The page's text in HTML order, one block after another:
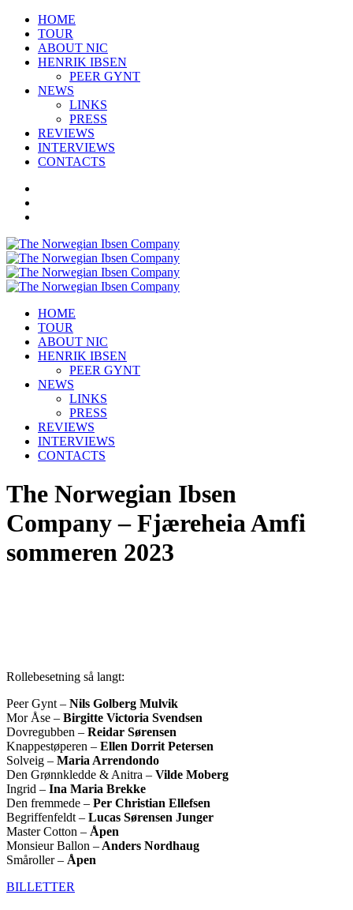
HOME
TOUR
ABOUT NIC
HENRIK IBSEN
PEER GYNT
NEWS
LINKS
PRESS
REVIEWS
INTERVIEWS
CONTACTS
HOME
TOUR
ABOUT NIC
HENRIK IBSEN
PEER GYNT
NEWS
LINKS
PRESS
REVIEWS
INTERVIEWS
CONTACTS
The Norwegian Ibsen
Company – Fjæreheia Amfi
sommeren 2023
Rollebesetning så langt:
Peer Gynt – Nils Golberg Mulvik
Mor Åse – Birgitte Victoria Svendsen
Dovregubben – Reidar Sørensen
Knappestøperen – Ellen Dorrit Petersen
Solveig – Maria Arrendondo
Den Grønnkledde & Anitra – Vilde Moberg
Ingrid – Ina Maria Brekke
Den fremmede – Per Christian Ellefsen
Begriffenfeldt – Lucas Sørensen Junger
Master Cotton – Åpen
Monsieur Ballon – Anders Nordhaug
Småroller – Åpen
BILLETTER